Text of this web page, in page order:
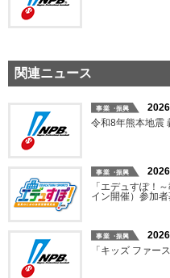
関連ニュース
令和8年熊本地震
「エデュすぽ！
イン開催）参加
「キッズ ファー